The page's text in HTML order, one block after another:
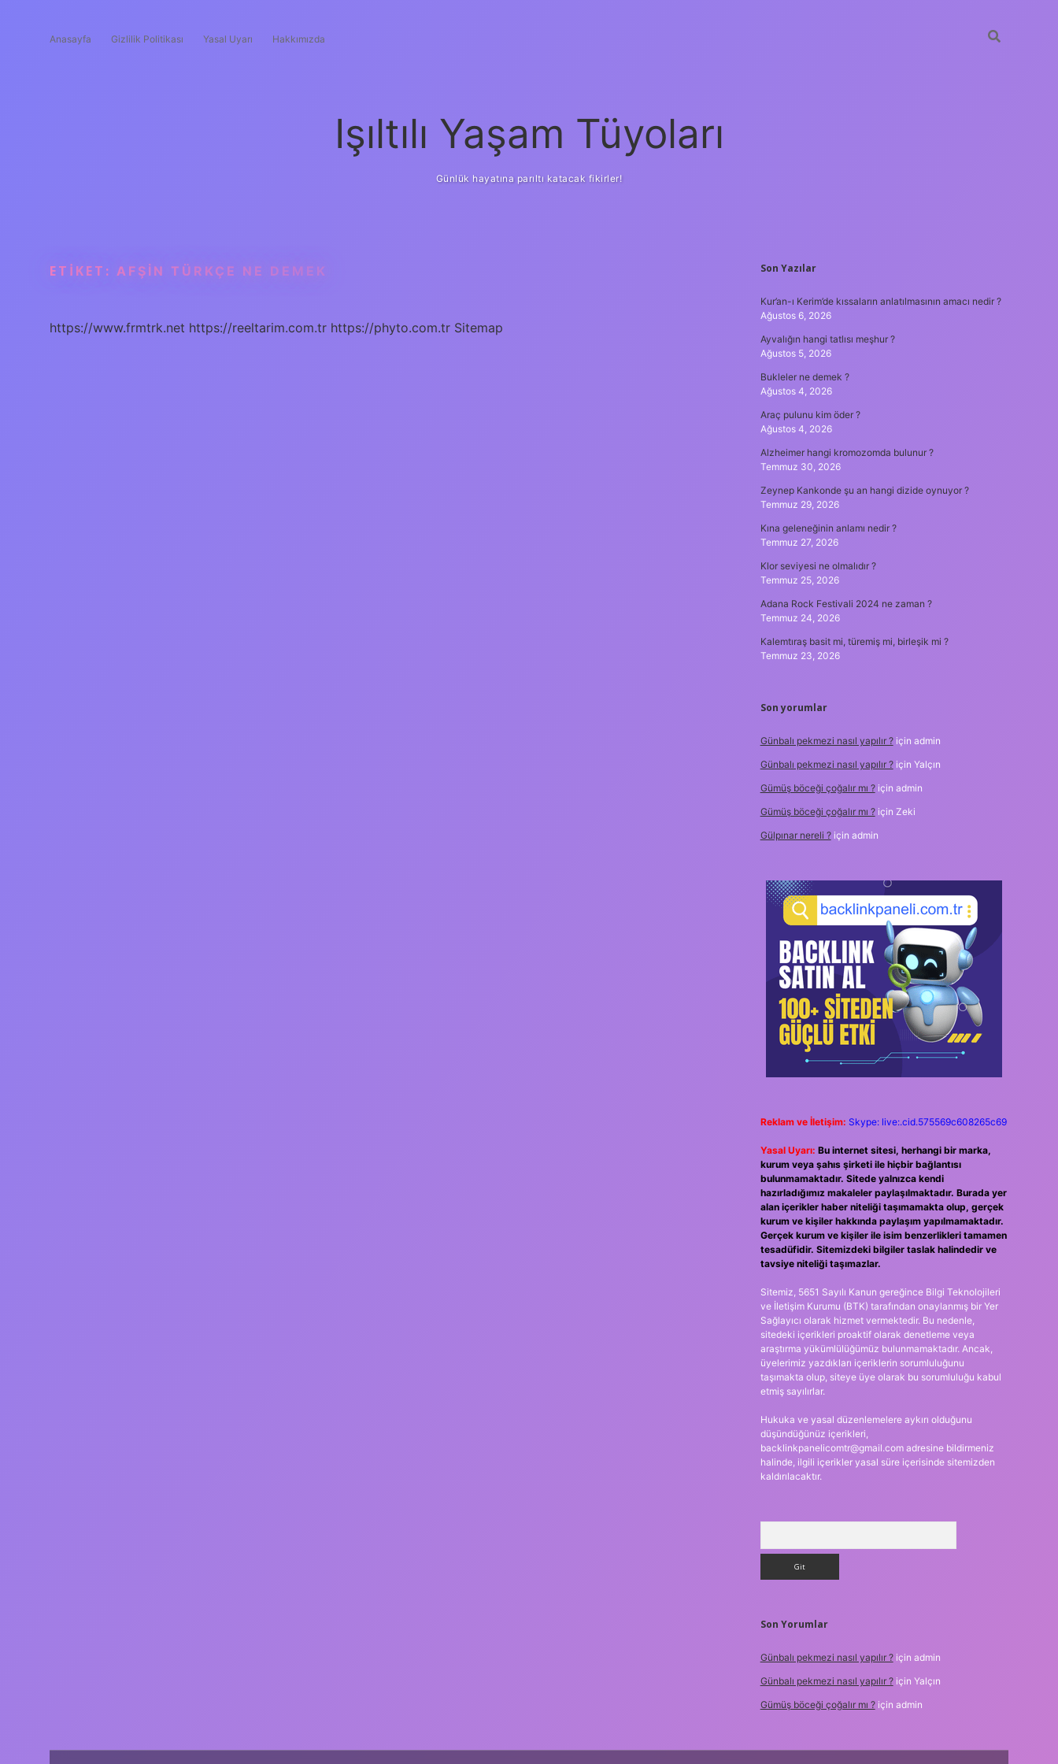
Anasayfa Gizlilik Politikası Yasal Uyarı Hakkımızda
Işıltılı Yaşam Tüyoları
Günlük hayatına parıltı katacak fikirler!
ETIKET: AFŞIN TÜRKÇE NE DEMEK
https://www.frmtrk.net https://reeltarim.com.tr https://phyto.com.tr Sitemap
SIDEBAR
Son Yazılar
Kur’an-ı Kerim’de kıssaların anlatılmasının amacı nedir ?
Ağustos 6, 2026
Ayvalığın hangi tatlısı meşhur ?
Ağustos 5, 2026
Bukleler ne demek ?
Ağustos 4, 2026
Araç pulunu kim öder ?
Ağustos 4, 2026
Alzheimer hangi kromozomda bulunur ?
Temmuz 30, 2026
Zeynep Kankonde şu an hangi dizide oynuyor ?
Temmuz 29, 2026
Kına geleneğinin anlamı nedir ?
Temmuz 27, 2026
Klor seviyesi ne olmalıdır ?
Temmuz 25, 2026
Adana Rock Festivali 2024 ne zaman ?
Temmuz 24, 2026
Kalemtıraş basit mi, türemiş mi, birleşik mi ?
Temmuz 23, 2026
Son yorumlar
Günbalı pekmezi nasıl yapılır ?için admin
Günbalı pekmezi nasıl yapılır ?için Yalçın
Gümüş böceği çoğalır mı ?için admin
Gümüş böceği çoğalır mı ?için Zeki
Gülpınar nereli ?için admin
Reklam ve İletişim: Skype: live:.cid.575569c608265c69
Yasal Uyarı: Bu internet sitesi, herhangi bir marka,
kurum veya şahıs şirketi ile hiçbir bağlantısı
bulunmamaktadır. Sitede yalnızca kendi
hazırladığımız makaleler paylaşılmaktadır. Burada yer
alan içerikler haber niteliği taşımamakta olup, gerçek
kurum ve kişiler hakkında paylaşım yapılmamaktadır.
Gerçek kurum ve kişiler ile isim benzerlikleri tamamen
tesadüfidir. Sitemizdeki bilgiler taslak halindedir ve
tavsiye niteliği taşımazlar.
Sitemiz, 5651 Sayılı Kanun gereğince Bilgi Teknolojileri
ve İletişim Kurumu (BTK) tarafından onaylanmış bir Yer
Sağlayıcı olarak hizmet vermektedir. Bu nedenle,
sitedeki içerikleri proaktif olarak denetleme veya
araştırma yükümlülüğümüz bulunmamaktadır. Ancak,
üyelerimiz yazdıkları içeriklerin sorumluluğunu
taşımakta olup, siteye üye olarak bu sorumluluğu kabul
etmiş sayılırlar.
Hukuka ve yasal düzenlemelere aykırı olduğunu
düşündüğünüz içerikleri,
backlinkpanelicomtr@gmail.comadresine bildirmeniz
halinde, ilgili içerikler yasal süre içerisinde sitemizden
kaldırılacaktır.
Son Yorumlar
Günbalı pekmezi nasıl yapılır ?için admin
Günbalı pekmezi nasıl yapılır ?için Yalçın
Gümüş böceği çoğalır mı ?için admin